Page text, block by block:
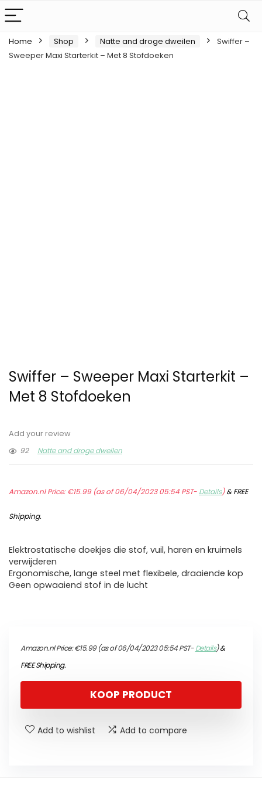
Home Shop Natte and droge dweilen
Swiffer –
Sweeper Maxi Starterkit – Met 8 Stofdoeken
Swiffer – Sweeper Maxi Starterkit –
Met 8 Stofdoeken
Add your review
92
Natte and droge dweilen
Amazon.nl Price:€15.99(as of 06/04/2023 05:54 PST- Details)&FREE
Shipping.
Elektrostatische doekjes die stof, vuil, haren en kruimels
verwijderen
Ergonomische, lange steel met flexibele, draaiende kop
Geen opwaaiend stof in de lucht
Amazon.nl Price:€15.99(as of 06/04/2023 05:54 PST-Details)&
FREE Shipping.
KOOP PRODUCT
Add to wishlist Add to compare